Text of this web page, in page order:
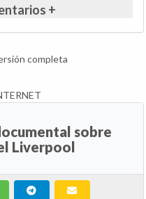
+
completa
sobre
Liverpool